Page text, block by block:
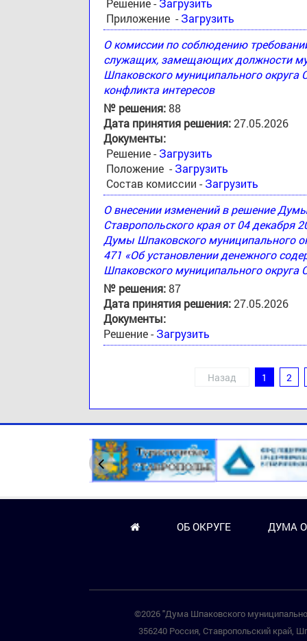
Приложение - Загрузить
О комиссии по соблюдению
служащих, замещающих должности
Шпаковского муниципального округа
конфликта интересов
№ решения:88
Дата принятия решения:27.05.2026
Документы:
Решение - Загрузить
Положение - Загрузить
Состав комиссии - Загрузить
О внесении изменений в решение
Ставропольского края от 04 декабря
Думы Шпаковского муниципального
471 «Об установлении денежного
Шпаковского муниципального округа
№ решения:87
Дата принятия решения:27.05.2026
Документы:
Решение - Загрузить
Назад 1 2
ОБ ОКРУГЕ ДУМА
©2026 "Дума Шпаковского
356240 Россия, Ставропольский край,